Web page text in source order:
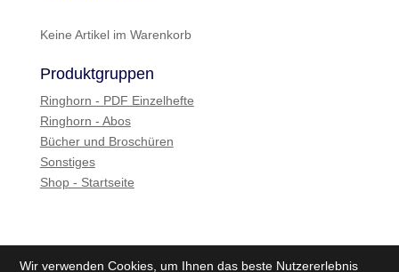
Keine Artikel im Warenkorb
Produktgruppen
Ringhorn - PDF Einzelhefte
Ringhorn - Abos
Bücher und Broschüren
Sonstiges
Shop - Startseite
Wir verwenden Cookies, um Ihnen das beste Nutzererlebnis